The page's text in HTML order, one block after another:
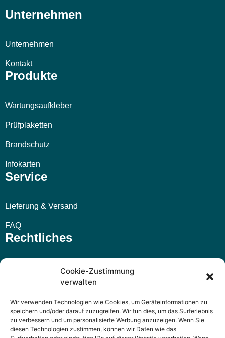
Cookie-Zustimmung
verwalten
Wir verwenden Technologien wie Cookies, um Geräteinformationen zu
speichern und/oder darauf zuzugreifen. Wir tun dies, um das Surferlebnis
zu verbessern und um personalisierte Werbung anzuzeigen. Wenn Sie
diesen Technologien zustimmen, können wir Daten wie das
Unternehmen
Unternehmen
Kontakt
Produkte
Wartungsaufkleber
Prüfplaketten
Brandschutz
Infokarten
Service
Lieferung & Versand
FAQ
Rechtliches
Widerrufsbelehrung
Datenschutzerklärung